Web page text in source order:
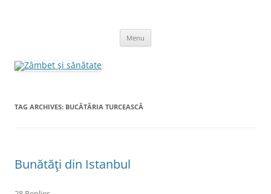
Menu
TAG ARCHIVES: BUCĂTĂRIA TURCEASCĂ
Bunătăţi din Istanbul